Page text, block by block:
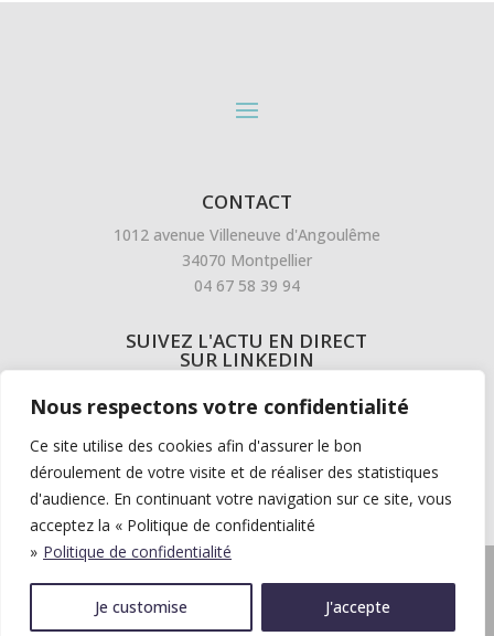
Nous respectons votre confidentialité
Ce site utilise des cookies afin d'assurer le bon
déroulement de votre visite et de réaliser des statistiques
d'audience. En continuant votre navigation sur ce site, vous
acceptez la « Politique de confidentialité
» Politique de confidentialité
Je customise J'accepte
CONTACT
1012 avenue Villeneuve d'Angoulême
34070 Montpellier
04 67 58 39 94
SUIVEZ L'ACTU EN DIRECT
SUR LINKEDIN
CONDITIONS GÉNÉRALES.
POLITIQUE DE CONFIDENTIALITÉ.